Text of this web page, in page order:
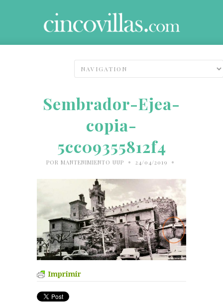
Sembrador-Ejea-
copia-
5cc09355812f4
POR MANTENIMIENTO UUP • 24/04/2019 •
Imprimir